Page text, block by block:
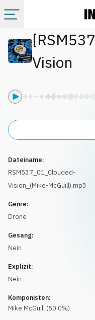
Kategorien
[RSM537
Vision
Dateiname:
RSM537_01_Clouded-
Vision_(Mike-McGuill).mp3
Genre:
Drone
Gesang:
Nein
Explizit:
Nein
Komponisten:
Mike McGuill (50.0%)